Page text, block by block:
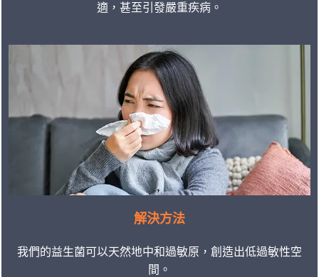
適，甚至引發嚴重疾病。
解決方法
我們的益生菌可以天然地中和過敏原，創造出低過敏性空
間。